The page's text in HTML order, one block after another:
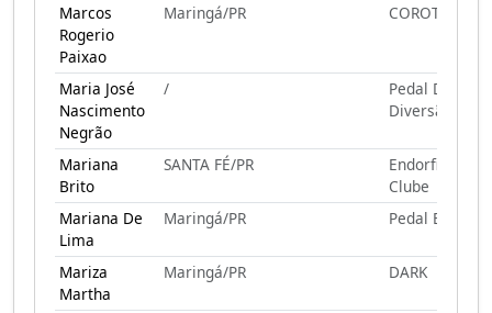
Marcos
Rogerio
Paixao
Maringá/PR COROTE
Maria José
Nascimento
Negrão
/
Pedal Da
Diversão
Mariana
Brito
SANTA FÉ/PR
Endorfina
Clube
Mariana De
Lima
Maringá/PR Pedal E Gole
Mariza
Martha
Maringá/PR DARK